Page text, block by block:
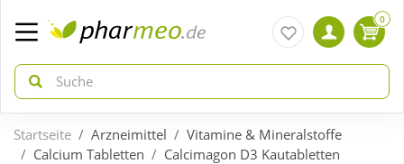
zurück
zurück
0
Startseite Arzneimittel
Vitamine & Mineralstoffe
Calcium Tabletten
Calcimagon D3 Kautabletten